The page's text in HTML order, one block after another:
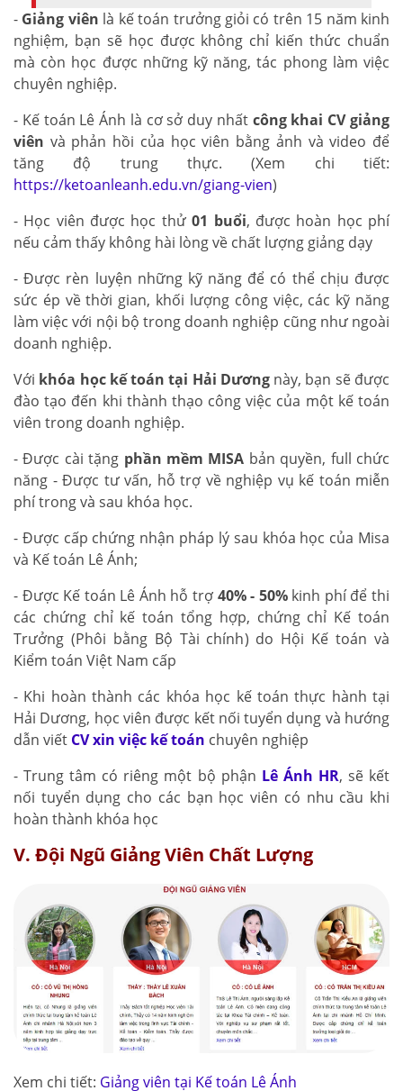
- Giảng viên là kế toán trưởng giỏi có trên 15 năm kinh
nghiệm, bạn sẽ học được không chỉ kiến thức chuẩn
mà còn học được những kỹ năng, tác phong làm việc
chuyên nghiệp.
- Kế toán Lê Ánh là cơ sở duy nhất công khai CV giảng
viên và phản hồi của học viên bằng ảnh và video để
tăng độ trung thực. (Xem chi tiết:
https://ketoanleanh.edu.vn/giang-vien)
- Học viên được học thử01 buổi, được hoàn học phí
nếu cảm thấy không hài lòng về chất lượng giảng dạy
- Được rèn luyện những kỹ năng để có thể chịu được
sức ép về thời gian, khối lượng công việc, các kỹ năng
làm việc với nội bộ trong doanh nghiệp cũng như ngoài
doanh nghiệp.
Với khóa học kế toán tại Hải Dươngnày, bạn sẽ được
đào tạo đến khi thành thạo công việc của một kế toán
viên trong doanh nghiệp.
- Được cài tặng phần mềm MISA bản quyền, full chức
năng - Được tư vấn, hỗ trợ về nghiệp vụ kế toán miễn
phí trong và sau khóa học.
- Được cấp chứng nhận pháp lý sau khóa học của Misa
và Kế toán Lê Ánh;
- Được Kế toán Lê Ánh hỗ trợ 40% - 50%kinh phí để thi
các chứng chỉ kế toán tổng hợp, chứng chỉ Kế toán
Trưởng (Phôi bằng Bộ Tài chính) do Hội Kế toán và
Kiểm toán Việt Nam cấp
- Khi hoàn thành các khóa học kế toán thực hành tại
Hải Dương, học viên được kết nối tuyển dụng và hướng
dẫn viết CV xin việc kế toán chuyên nghiệp
- Trung tâm có riêng một bộ phận Lê Ánh HR, sẽ kết
nối tuyển dụng cho các bạn học viên có nhu cầu khi
hoàn thành khóa học
V. Đội Ngũ Giảng Viên Chất Lượng
Xem chi tiết: Giảng viên tại Kế toán Lê Ánh